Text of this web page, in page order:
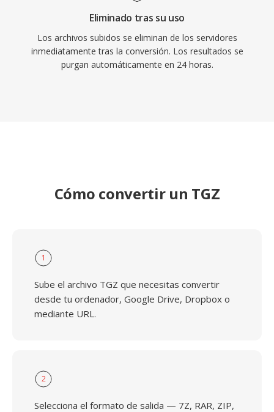
Eliminado tras su uso
Los archivos subidos se eliminan de los servidores
inmediatamente tras la conversión. Los resultados se
purgan automáticamente en 24 horas.
Cómo convertir un TGZ
1
Sube el archivo TGZ que necesitas convertir
desde tu ordenador, Google Drive, Dropbox o
mediante URL.
2
Selecciona el formato de salida — 7Z, RAR, ZIP,